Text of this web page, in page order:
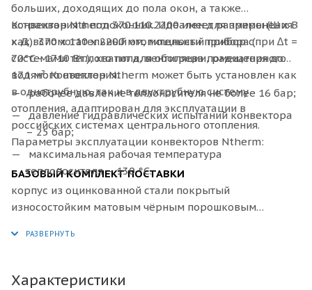
больших, доходящих до пола окон, а также
встраивания в подоконник. Идеален для применения
как вспомогательный отопительный прибор с
системами тёплого пола, вентиляции, радиаторного
водяного отопления.
Конвектор Ntherm 370.110.2200 имеет размеры (Ш x В
x Д): 370 х 110 х 2200 мм, мощности прибора (при ∆t =
70°C - 1710 Вт.), хватит для обогрева помещения до
17.1 м². Конвектор Ntherm может быть установлен как
в однотрубную, так и в двухтрубную систему
отопления, адаптирован для эксплуатации в
российских системах центрального отопления.
Параметры эксплуатации конвекторов Ntherm:
рабочее давление теплоносителя не более 16 бар;
давление гидравлических испытаний конвектора
– 25 бар;
максимальная рабочая температура
теплоносителя – 130 °С.
БАЗОВЫЙ КОМПЛЕКТ ПОСТАВКИ
корпус из оцинкованной стали покрытый
износостойким матовым чёрным порошковым
декоративная рамка по периметру корпуса из
выполненная в цвет решетки, с черной полосой из
Характеристики